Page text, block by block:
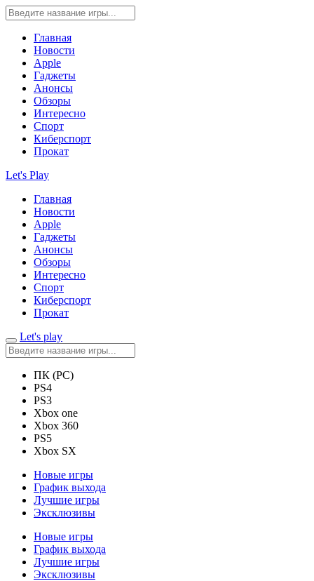
Главная
Новости
Apple
Гаджеты
Анонсы
Обзоры
Интересно
Спорт
Киберспорт
Прокат
Let's Play
Главная
Новости
Apple
Гаджеты
Анонсы
Обзоры
Интересно
Спорт
Киберспорт
Прокат
Let's play
ПК (PC)
PS4
PS3
Xbox one
Xbox 360
PS5
Xbox SX
Новые игры
График выхода
Лучшие игры
Эксклюзивы
Новые игры
График выхода
Лучшие игры
Эксклюзивы